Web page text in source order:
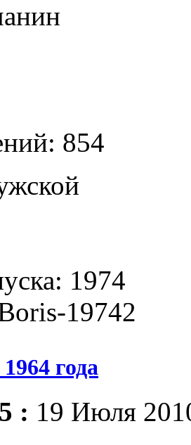
854
1974
19742
года
: 19 Июля